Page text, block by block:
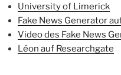
University of Limerick
Fake News Generator
Video des Fake News
Léon auf Researchgate